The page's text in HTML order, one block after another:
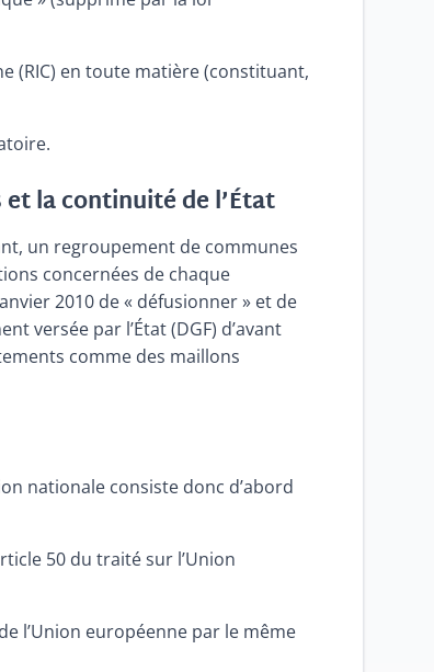
(RIC) en toute matière (constituant,
la continuité de l’État
un regroupement de communes
concernées de chaque
2010 de « défusionner » et de
versée par l’État (DGF) d’avant
comme des maillons
nationale consiste donc d’abord
50 du traité sur l’Union
l’Union européenne par le même